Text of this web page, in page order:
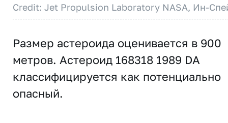
Credit: Jet Propulsion Laboratory NASA, Ин-
Размер астероида оценивается в 900
метров. Астероид 168318 1989 DA
классифицируется как потенциально
опасный.